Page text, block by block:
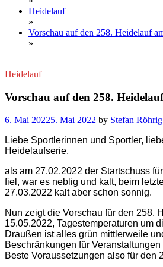
Heidelauf
»
Vorschau auf den 258. Heidelauf
»
Heidelauf
Vorschau auf den 258.
6. Mai 20225. Mai 2022 by Stefan Röhrig
Liebe Sportlerinnen und Sportler,
Heidelaufserie,
als am 27.02.2022 der Startschuss
fiel, war es neblig und kalt, beim
27.03.2022 kalt aber schon sonnig.
Nun zeigt die Vorschau für den 258.
15.05.2022, Tagestemperaturen um
Draußen ist alles grün mittlerweile
Beschränkungen für
Beste Voraussetzungen also für den